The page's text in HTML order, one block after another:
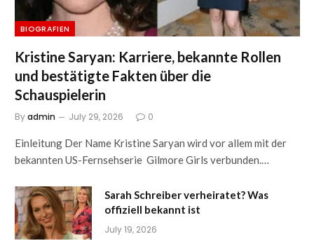
BIOGRAFIEN
Kristine Saryan: Karriere, bekannte Rollen
und bestätigte Fakten über die
Schauspielerin
Byadmin July 29, 2026 0
Einleitung Der Name Kristine Saryan wird vor allem mit der
bekannten US-Fernsehserie Gilmore Girls verbunden.…
Sarah Schreiber verheiratet? Was
offiziell bekannt ist
July 19, 2026